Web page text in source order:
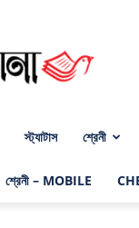
স্ট্যাটাস শ্রেনী
শ্রেনী – MOBILE